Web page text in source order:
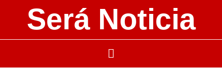
Será Noticia